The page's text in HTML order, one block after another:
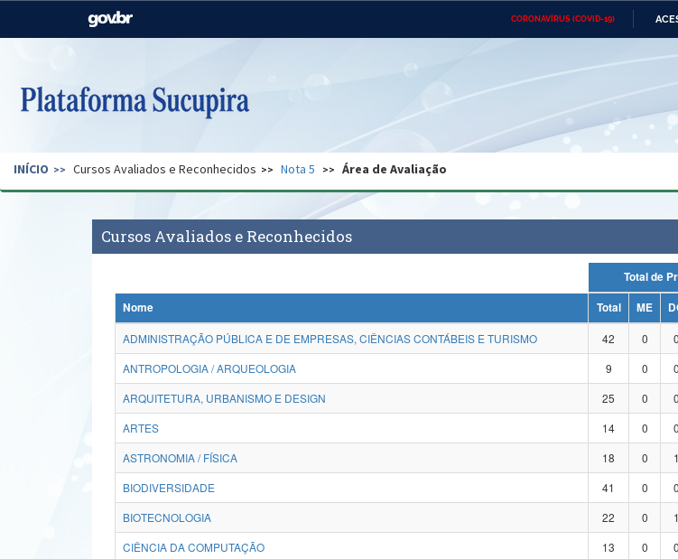
CORONAVÍRUS (COVID-19)
Casa Civil Ministério das
Pecuária e Abastecimento
Ministério do Desenvolvimento
Regional
Secretaria de Governo Gabinete de Segurança Advocacia-Geral da União Banco
INÍCIO Cursos Avaliados e Reconhecidos Nota 5 Área de Avaliação
Cursos Avaliados e Reconhecidos
Nome
Total ME
ADMINISTRAÇÃO PÚBLICA E DE EMPRESAS, CIÊNCIAS CONTÁBEIS E TURISMO
42 0 0
ANTROPOLOGIA / ARQUEOLOGIA
9 0 0
ARQUITETURA, URBANISMO E DESIGN
25 0 0
ARTES
14 0 0
ASTRONOMIA / FÍSICA
18 0 1
BIODIVERSIDADE
41 0 0
BIOTECNOLOGIA
22 0 1
CIÊNCIA DA COMPUTAÇÃO
13 0 0